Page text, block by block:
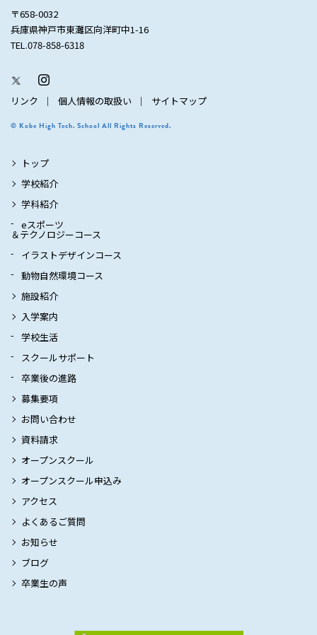
〒658-0032
兵庫県神戸市東灘区向洋町中1-16
TEL.078-858-6318
リンク 個人情報の取扱い サイトマップ
© Kobe High Tech. School All Rights Reserved.
トップ
学校紹介
学科紹介
eスポーツ
＆テクノロジーコース
イラストデザインコース
動物自然環境コース
施設紹介
入学案内
学校生活
スクールサポート
卒業後の進路
募集要項
お問い合わせ
資料請求
オープンスクール
オープンスクール申込み
アクセス
よくあるご質問
お知らせ
ブログ
卒業生の声